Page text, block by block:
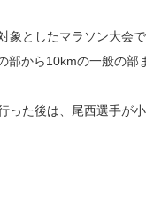
としたマラソン大会
から10kmの一般の
った後は、尾西選手